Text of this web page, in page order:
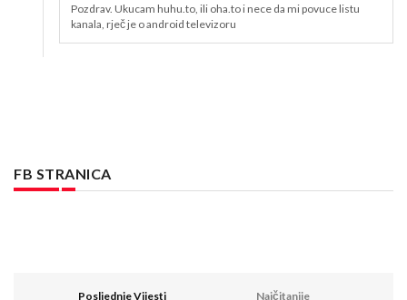
Pozdrav. Ukucam huhu.to, ili oha.to i nece da mi povuce listu
kanala, rječ je o android televizoru
FB STRANICA
Posljednje Vijesti Najčitanije